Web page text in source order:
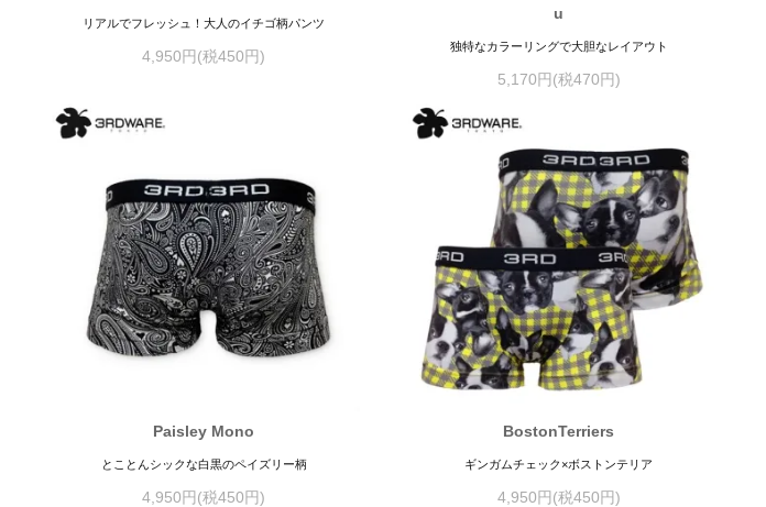
リアルでフレッシュ！大人のイチゴ柄パンツ
4,950円(税450円)
u
独特なカラーリングで大胆なレイアウト
5,170円(税470円)
Paisley Mono
とことんシックな白黒のペイズリー柄
4,950円(税450円)
BostonTerriers
ギンガムチェック×ボストンテリア
4,950円(税450円)